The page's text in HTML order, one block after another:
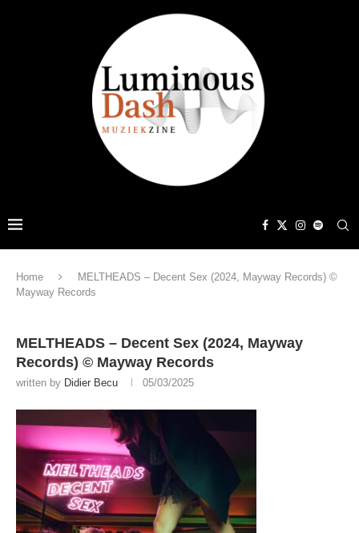
Home
MELTHEADS – Decent Sex (2024, Mayway Records) ©
Mayway Records
MELTHEADS – Decent Sex (2024, Mayway
Records) © Mayway Records
written by Didier Becu 05/03/2025